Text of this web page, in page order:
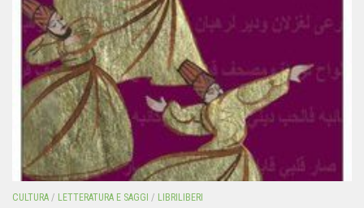
CULTURA / LETTERATURA E SAGGI / LIBRILIBERI